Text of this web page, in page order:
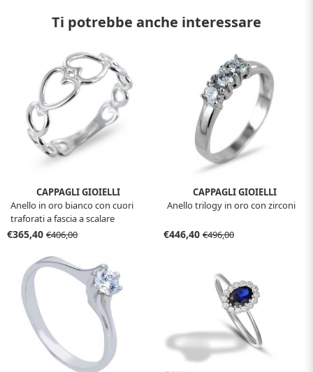
Ti potrebbe anche interessare
CAPPAGLI GIOIELLI
Anello in oro bianco con cuori
traforati a fascia a scalare
€365,40 €406,00
CAPPAGLI GIOIELLI
Anello trilogy in oro con zirconi
€446,40 €496,00